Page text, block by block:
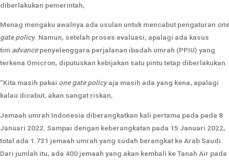
diberlakukan pemerintah,
Menag mengaku awalnya ada usulan untuk mencabut pengaturan one
gate policy. Namun, setelah proses evaluasi, apalagi ada kasus
tim advancepenyelenggara perjalanan ibadah umrah (PPIU) yang
terkena Omicron, diputuskan kebijakan satu pintu tetap diberlakukan.
“Kita masih pakai one gate policyaja masih ada yang kena, apalagi
kalau dicabut, akan sangat riskan,
Jemaah umrah Indonesia diberangkatkan kali pertama pada pada 8
Januari 2022. Sampai dengan keberangkatan pada 15 Januari 2022,
total ada 1.731 jemaah umrah yang sudah berangkat ke Arab Saudi.
Dari jumlah itu, ada 400 jemaah yang akan kembali ke Tanah Air pada